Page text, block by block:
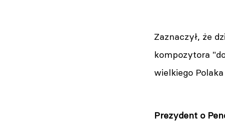
Zaznaczył, że
kompozytora
wielkiego
Prezydent o